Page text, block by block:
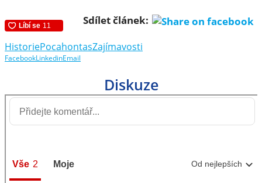
Sdílet článek:
HistoriePocahontasZajímavosti
FacebookLinkedinEmail
Diskuze